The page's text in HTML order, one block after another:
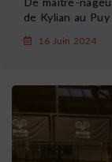
de Kylian au
16 Juin 2024